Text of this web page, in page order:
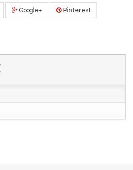
Google+ Pinterest